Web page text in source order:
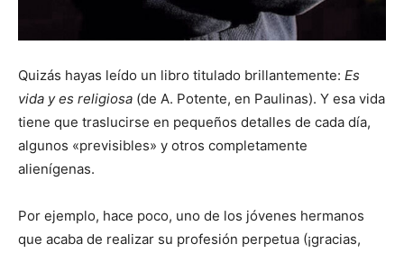
Quizás hayas leído un libro titulado brillantemente: Es
vida y es religiosa (de A. Potente, en Paulinas). Y esa vida
tiene que traslucirse en pequeños detalles de cada día,
algunos «previsibles» y otros completamente
alienígenas.
Por ejemplo, hace poco, uno de los jóvenes hermanos
que acaba de realizar su profesión perpetua (¡gracias,